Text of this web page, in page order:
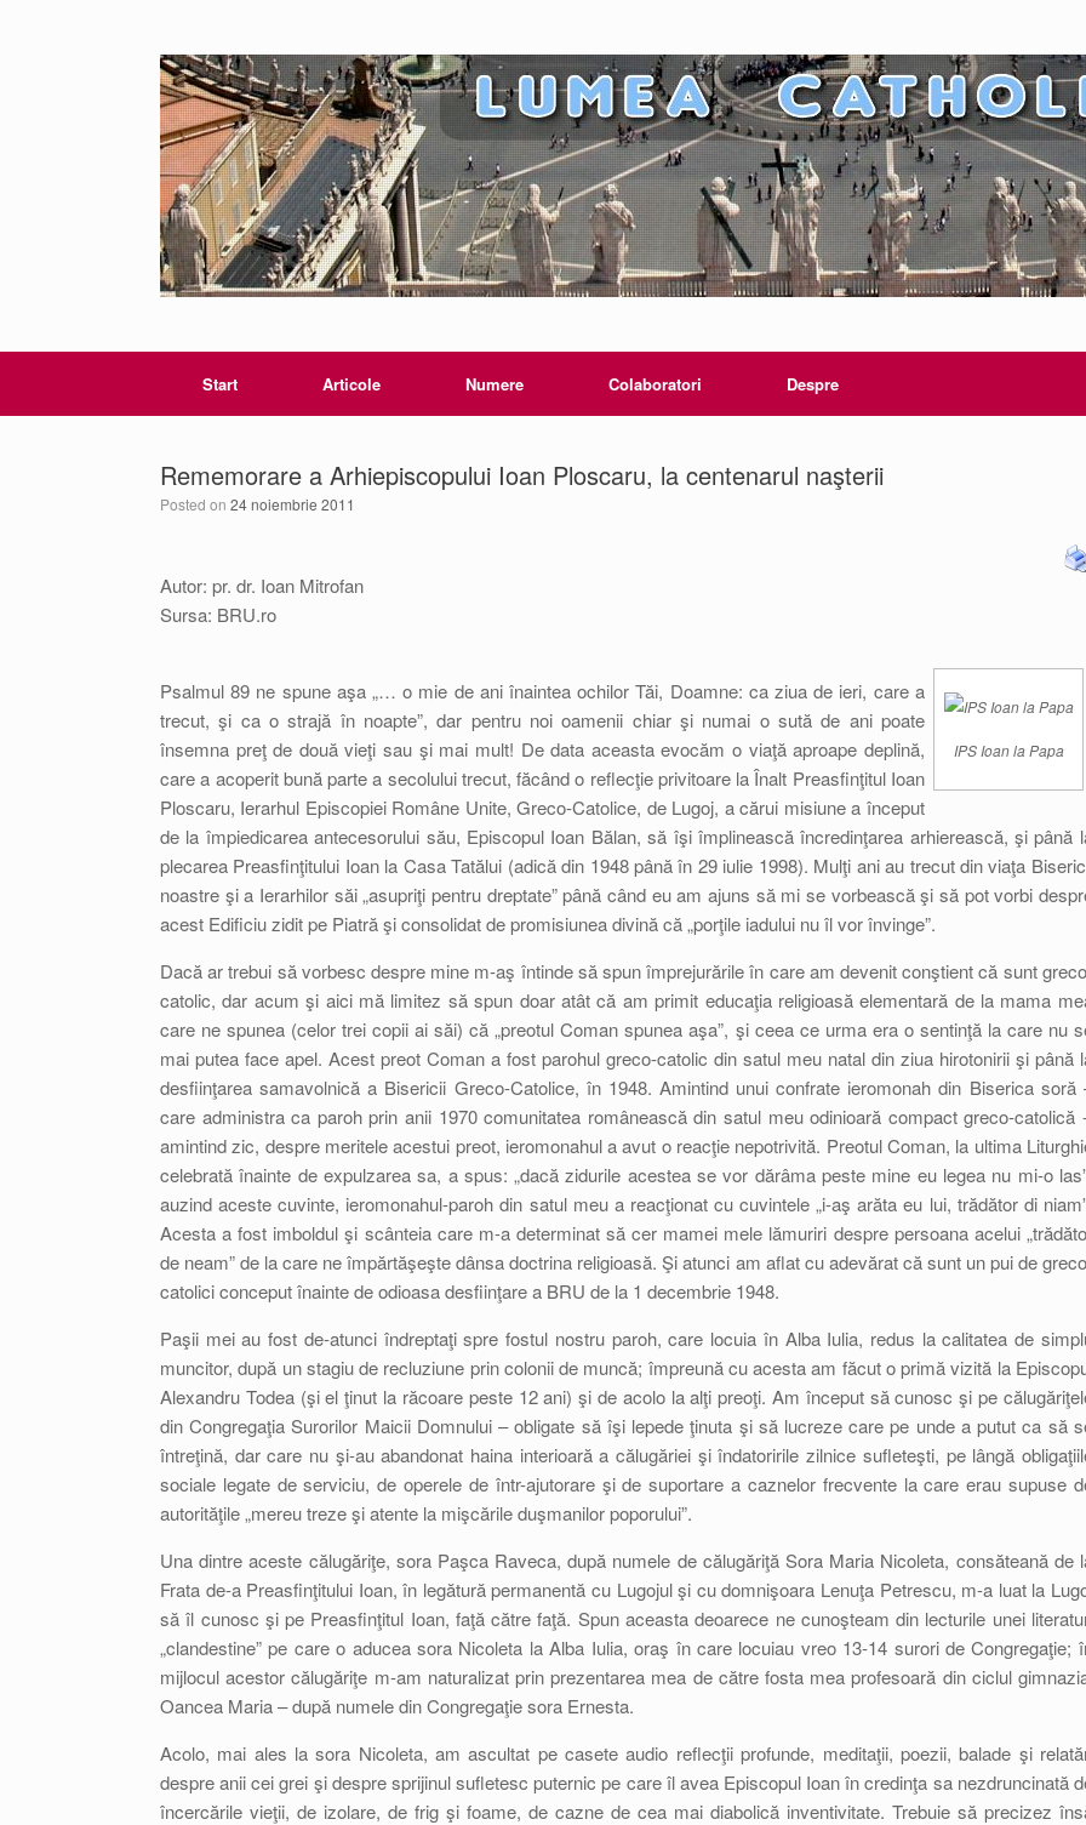
Start Articole Numere Colaboratori Despre
Rememorare a Arhiepiscopului Ioan Ploscaru, la centenarul naşterii
Posted on 24 noiembrie 2011
Autor: pr. dr. Ioan Mitrofan
Sursa: BRU.ro
IPS Ioan la Papa
Psalmul 89 ne spune aşa „… o mie de ani înaintea ochilor Tăi, Doamne: ca ziua de ieri, care a
trecut, şi ca o strajă în noapte”, dar pentru noi oamenii chiar şi numai o sută de ani poate
însemna preţ de două vieţi sau şi mai mult! De data aceasta evocăm o viaţă aproape deplină,
care a acoperit bună parte a secolului trecut, făcând o reflecţie privitoare la Înalt Preasfinţitul Ioan
Ploscaru, Ierarhul Episcopiei Române Unite, Greco-Catolice, de Lugoj, a cărui misiune a început
de la împiedicarea antecesorului său, Episcopul Ioan Bălan, să îşi împlinească încredinţarea arhierească, şi până
plecarea Preasfinţitului Ioan la Casa Tatălui (adică din 1948 până în 29 iulie 1998). Mulţi ani au trecut din viaţa
noastre şi a Ierarhilor săi „asupriţi pentru dreptate” până când eu am ajuns să mi se vorbească şi să pot vorbi
acest Edificiu zidit pe Piatră şi consolidat de promisiunea divină că „porţile iadului nu îl vor învinge”.
Dacă ar trebui să vorbesc despre mine m-aş întinde să spun împrejurările în care am devenit conştient că sunt
catolic, dar acum şi aici mă limitez să spun doar atât că am primit educaţia religioasă elementară de la mama
care ne spunea (celor trei copii ai săi) că „preotul Coman spunea aşa”, şi ceea ce urma era o sentinţă la care nu
mai putea face apel. Acest preot Coman a fost parohul greco-catolic din satul meu natal din ziua hirotonirii şi până
desfiinţarea samavolnică a Bisericii Greco-Catolice, în 1948. Amintind unui confrate ieromonah din Biserica soră
care administra ca paroh prin anii 1970 comunitatea românească din satul meu odinioară compact greco-catolică
amintind zic, despre meritele acestui preot, ieromonahul a avut o reacţie nepotrivită. Preotul Coman, la ultima
celebrată înainte de expulzarea sa, a spus: „dacă zidurile acestea se vor dărâma peste mine eu legea nu mi-o
auzind aceste cuvinte, ieromonahul-paroh din satul meu a reacţionat cu cuvintele „i-aş arăta eu lui, trădător di
Acesta a fost imboldul şi scânteia care m-a determinat să cer mamei mele lămuriri despre persoana acelui
de neam” de la care ne împărtăşeşte dânsa doctrina religioasă. Şi atunci am aflat cu adevărat că sunt un pui de
catolici conceput înainte de odioasa desfiinţare a BRU de la 1 decembrie 1948.
Paşii mei au fost de-atunci îndreptaţi spre fostul nostru paroh, care locuia în Alba Iulia, redus la calitatea de
muncitor, după un stagiu de recluziune prin colonii de muncă; împreună cu acesta am făcut o primă vizită la
Alexandru Todea (şi el ţinut la răcoare peste 12 ani) şi de acolo la alţi preoţi. Am început să cunosc şi pe
din Congregaţia Surorilor Maicii Domnului – obligate să îşi lepede ţinuta şi să lucreze care pe unde a putut ca să
întreţină, dar care nu şi-au abandonat haina interioară a călugăriei şi îndatoririle zilnice sufleteşti, pe lângă
sociale legate de serviciu, de operele de într-ajutorare şi de suportare a caznelor frecvente la care erau supuse
autorităţile „mereu treze şi atente la mişcările duşmanilor poporului”.
Una dintre aceste călugăriţe, sora Paşca Raveca, după numele de călugăriţă Sora Maria Nicoleta, consăteană de
Frata de-a Preasfinţitului Ioan, în legătură permanentă cu Lugojul şi cu domnişoara Lenuţa Petrescu, m-a luat la
să îl cunosc şi pe Preasfinţitul Ioan, faţă către faţă. Spun aceasta deoarece ne cunoşteam din lecturile unei
„clandestine” pe care o aducea sora Nicoleta la Alba Iulia, oraş în care locuiau vreo 13-14 surori de Congregaţie;
mijlocul acestor călugăriţe m-am naturalizat prin prezentarea mea de către fosta mea profesoară din ciclul
Oancea Maria – după numele din Congregaţie sora Ernesta.
Acolo, mai ales la sora Nicoleta, am ascultat pe casete audio reflecţii profunde, meditaţii, poezii, balade şi
despre anii cei grei şi despre sprijinul sufletesc puternic pe care îl avea Episcopul Ioan în credinţa sa nezdruncinată
încercările vieţii, de izolare, de frig şi foame, de cazne de cea mai diabolică inventivitate. Trebuie să precizez